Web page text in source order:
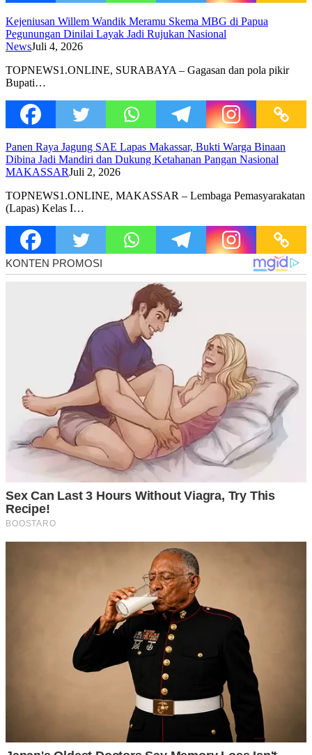
Kejeniusan Willem Wandik Meramu Skema MBG di Papua
Pegunungan Dinilai Layak Jadi Rujukan Nasional
NewsJuli 4, 2026
TOPNEWS1.ONLINE, SURABAYA – Gagasan dan pola pikir
Bupati…
Panen Raya Jagung SAE Lapas Makassar, Bukti Warga Binaan
Dibina Jadi Mandiri dan Dukung Ketahanan Pangan Nasional
MAKASSARJuli 2, 2026
TOPNEWS1.ONLINE, MAKASSAR – Lembaga Pemasyarakatan
(Lapas) Kelas I…